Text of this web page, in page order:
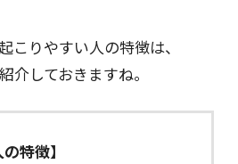
こりやすい人の特徴は、
介しておきますね。
特徴】